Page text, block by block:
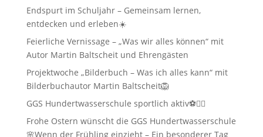
Endspurt im Schuljahr – Gemeinsam lernen,
entdecken und erleben☀️
Feierliche Vernissage – „Was wir alles können“ mit
Autor Martin Baltscheit und Ehrengästen
Projektwoche „Bilderbuch – Was ich alles kann“ mit
Bilderbuchautor Martin Baltscheit🦁
GGS Hundertwasserschule sportlich aktiv⚽🏃‍♂️
Frohe Ostern wünscht die GGS Hundertwasserschule
🌸Wenn der Frühling einzieht – Ein besonderer Tag